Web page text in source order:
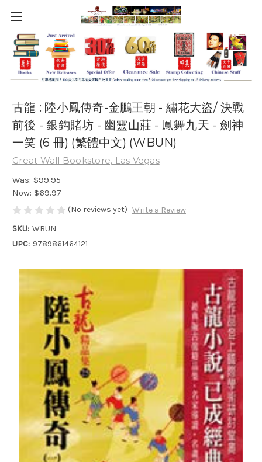
古龍 : 陸小鳳傳奇-金鵬王朝 - 繡花大盜/ 決戰
前後 - 銀鈎賭坊 - 幽靈山莊 - 鳳舞九天 - 劍神
一笑 (6 冊) (繁體中文) (WBUN)
Great Wall Bookstore, Las Vegas
Was: $99.95
Now: $69.97
(No reviews yet) Write a Review
SKU: WBUN
UPC: 9789861464121